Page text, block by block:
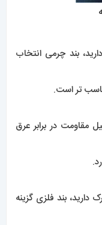
بند چرمی انتخاب
تر است.
مقاومت در برابر عرق
بند فلزی گزینه